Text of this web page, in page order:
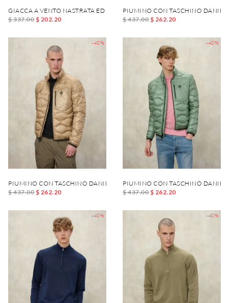
GIACCA A VENTO NASTRATA ED ELASTICIZZATA DEWAR
$ 337.00 $ 202.20
PIUMINO CON TASCHINO DANIEL
$ 437.00 $ 262.20
-40%
PIUMINO CON TASCHINO DANIEL
$ 437.00 $ 262.20
-40%
PIUMINO CON TASCHINO DANIEL
$ 437.00 $ 262.20
-40% -40%